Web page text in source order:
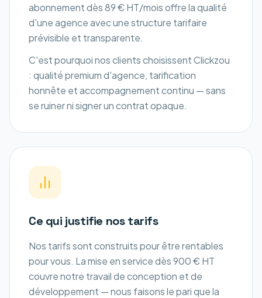
abonnement dès 89 € HT/mois offre la qualité
d'une agence avec une structure tarifaire
prévisible et transparente.
C'est pourquoi nos clients choisissent Clickzou
: qualité premium d'agence, tarification
honnête et accompagnement continu — sans
se ruiner ni signer un contrat opaque.
Ce qui justifie nos tarifs
Nos tarifs sont construits pour être rentables
pour vous. La mise en service dès 900 € HT
couvre notre travail de conception et de
développement — nous faisons le pari que la